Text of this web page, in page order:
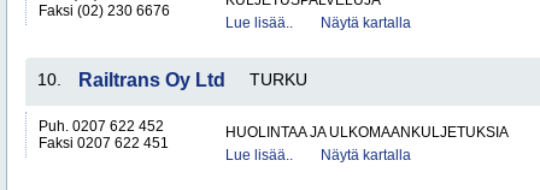
Faksi (02) 230 6676
Lue lisää..
Näytä kartalla
10. Railtrans Oy Ltd TURKU
Puh. 0207 622 452
Faksi 0207 622 451
HUOLINTAA JA ULKOMAANKULJETUKSIA
Lue lisää..
Näytä kartalla